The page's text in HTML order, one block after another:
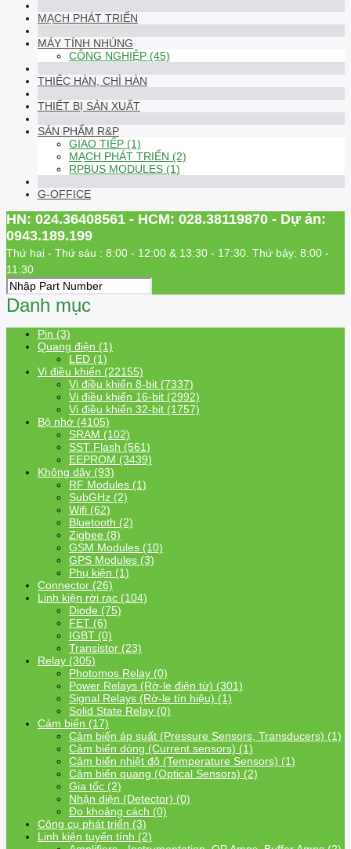
MẠCH PHÁT TRIỂN
MÁY TÍNH NHÚNG
CÔNG NGHIỆP (45)
THIẾC HÀN, CHÌ HÀN
THIẾT BỊ SẢN XUẤT
SẢN PHẨM R&P
GIAO TIẾP (1)
MẠCH PHÁT TRIỂN (2)
RPBUS MODULES (1)
G-OFFICE
HN: 024.36408561 - HCM: 028.38119870 - Dự án:
0943.189.199
Thứ hai - Thứ sáu : 8:00 - 12:00 & 13:30 - 17:30. Thứ bảy: 8:00 -
11:30
Danh mục
Pin (3)
Quang điện (1)
LED (1)
Vi điều khiển (22155)
Vi điều khiển 8-bit (7337)
Vi điều khiển 16-bit (2992)
Vi điều khiển 32-bit (1757)
Bộ nhớ (4105)
SRAM (102)
SST Flash (561)
EEPROM (3439)
Không dây (93)
RF Modules (1)
SubGHz (2)
Wifi (62)
Bluetooth (2)
Zigbee (8)
GSM Modules (10)
GPS Modules (3)
Phụ kiện (1)
Connector (26)
Linh kiện rời rạc (104)
Diode (75)
FET (6)
IGBT (0)
Transistor (23)
Relay (305)
Photomos Relay (0)
Power Relays (Rờ-le điện từ) (301)
Signal Relays (Rờ-le tín hiệu) (1)
Solid State Relay (0)
Cảm biến (17)
Cảm biến áp suất (Pressure Sensors, Transducers) (1)
Cảm biến dòng (Current sensors) (1)
Cảm biến nhiệt độ (Temperature Sensors) (1)
Cảm biến quang (Optical Sensors) (2)
Gia tốc (2)
Nhận diện (Detector) (0)
Đo khoảng cách (0)
Công cụ phát triển (3)
Linh kiện tuyến tính (2)